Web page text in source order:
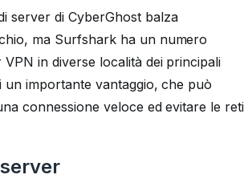
server di CyberGhost balza
ma Surfshark ha un numero
VPN in diverse località dei principali
un importante vantaggio, che può
connessione veloce ed evitare le reti